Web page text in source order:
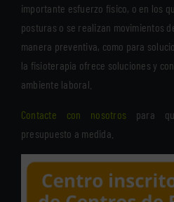
importante esfuerzo físico, o en los
posturas o se realizan movimientos
manera preventiva, como para
la fisioterapia ofrece soluciones y
ambiente laboral.
Contacte con nosotros para
presupuesto a medida.